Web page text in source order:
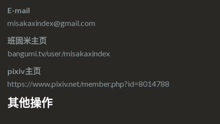
E-mail
misakaxindex@gmail.com
班固米主页
bangumi.tv/user/misakaxindex
pixiv主页
https://www.pixiv.net/member.php?id=8014788
其他操作